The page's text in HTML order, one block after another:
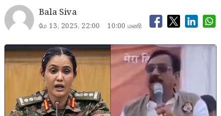
Bala Siva
மே 13, 2025, 22:00 10:00 மணி